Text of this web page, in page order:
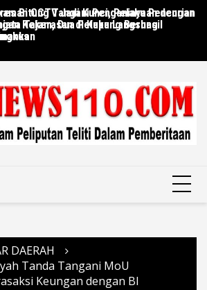
CCTV Jadi Kunci, Pelaku Pencurian
Kekerasan di Kupang Berhasil
Bitung Tangani Penganiayaan dengan
Tajam, Dua Pelaku Langsung
DAERAH
Tanda Tangani MoU
Keungan dengan BI